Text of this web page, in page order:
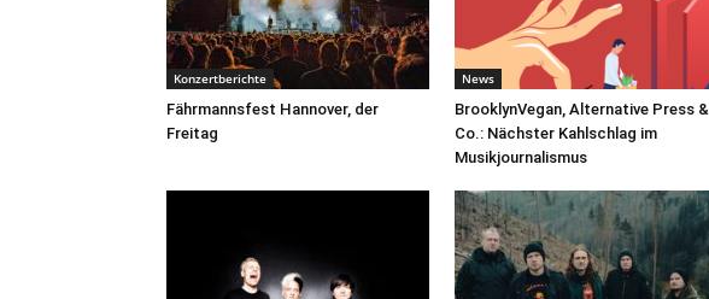
Konzertberichte
Fährmannsfest Hannover, der
Freitag
News
BrooklynVegan, Alternative Press &
Co.: Nächster Kahlschlag im
Musikjournalismus